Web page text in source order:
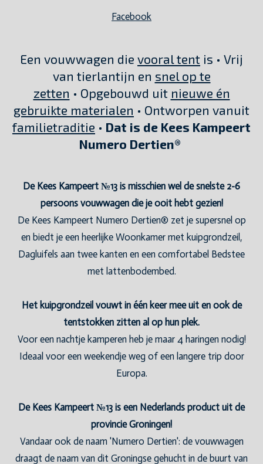
Facebook
Een vouwwagen die vooral tent is • Vrij
van tierlantijn en snel op te
zetten • Opgebouwd uit nieuwe én
gebruikte materialen • Ontworpen vanuit
familietraditie • Dat is de Kees Kampeert
Numero Dertien®
De Kees Kampeert №13 is misschien wel de snelste 2-6
persoons vouwwagen die je ooit hebt gezien!
De Kees Kampeert Numero Dertien® zet je supersnel op
en biedt je een heerlijke Woonkamer met kuipgrondzeil,
Dagluifels aan twee kanten en een comfortabel Bedstee
met lattenbodembed.
Het kuipgrondzeil vouwt in één keer mee uit en ook de
tentstokken zitten al op hun plek.
Voor een nachtje kamperen heb je maar 4 haringen nodig!
Ideaal voor een weekendje weg of een langere trip door
Europa.
De Kees Kampeert №13 is een Nederlands product uit de
provincie Groningen!
Vandaar ook de naam 'Numero Dertien': de vouwwagen
draagt de naam van dit Groningse gehucht in de buurt van